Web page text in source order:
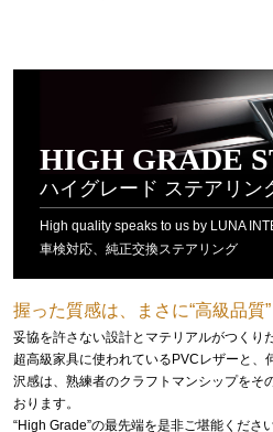
HIGH GRADE
ハイグレード ステアリン
High quality speaks to us by LUNA
車検対応、純正交換ステアリング
握った質感は、まさに“高級品質”
妥協を許さない設計とマテリアルがつくり
超高級家具に使われているPVCレザーと、
沢感は、熟練者のクラフトマンシップをそ
おります。
“High Grade”の最先端を是非ご堪能ください